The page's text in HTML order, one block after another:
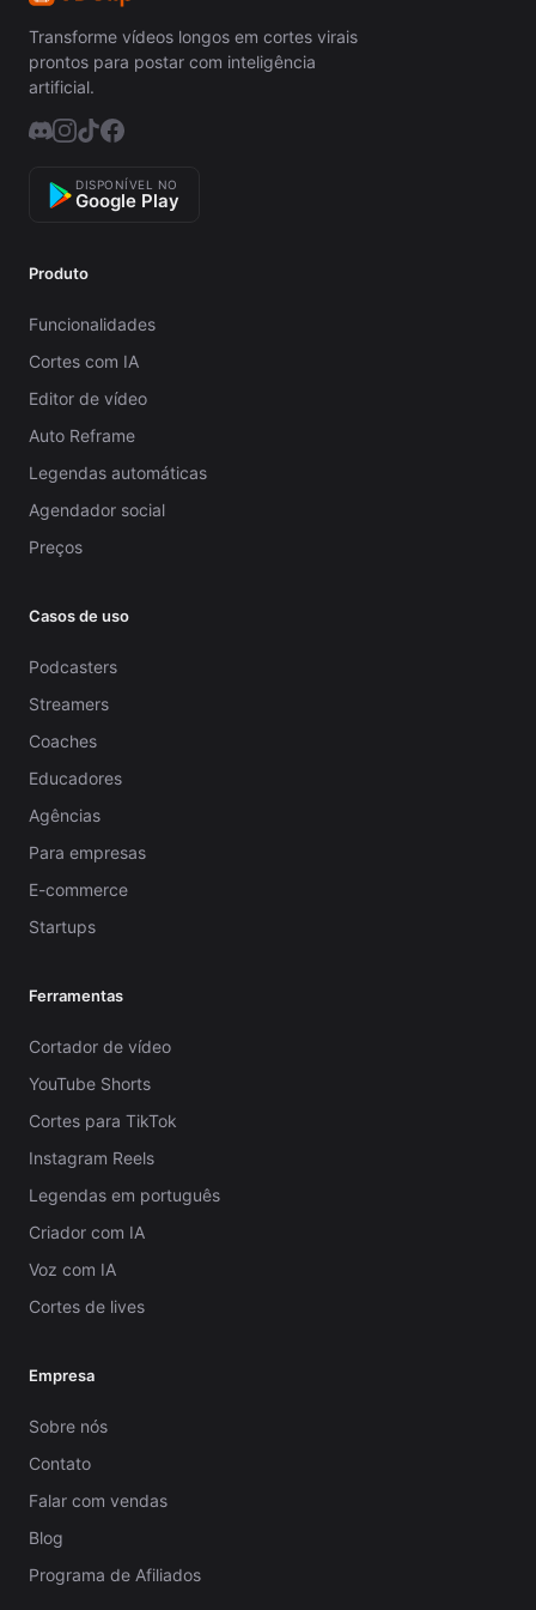
Transforme vídeos longos em cortes virais
prontos para postar com inteligência
artificial.
DISPONÍVEL NO
Google Play
Produto
Funcionalidades
Cortes com IA
Editor de vídeo
Auto Reframe
Legendas automáticas
Agendador social
Preços
Casos de uso
Podcasters
Streamers
Coaches
Educadores
Agências
Para empresas
E-commerce
Startups
Ferramentas
Cortador de vídeo
YouTube Shorts
Cortes para TikTok
Instagram Reels
Legendas em português
Criador com IA
Voz com IA
Cortes de lives
Empresa
Sobre nós
Contato
Falar com vendas
Blog
Programa de Afiliados